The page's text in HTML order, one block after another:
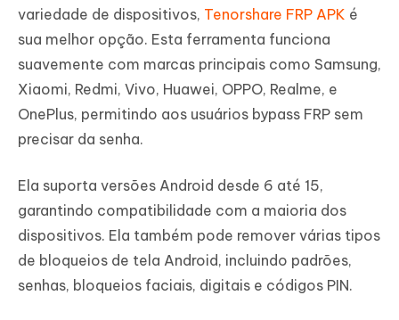
variedade de dispositivos, Tenorshare FRP APK é
sua melhor opção. Esta ferramenta funciona
suavemente com marcas principais como Samsung,
Xiaomi, Redmi, Vivo, Huawei, OPPO, Realme, e
OnePlus, permitindo aos usuários bypass FRP sem
precisar da senha.
Ela suporta versões Android desde 6 até 15,
garantindo compatibilidade com a maioria dos
dispositivos. Ela também pode remover várias tipos
de bloqueios de tela Android, incluindo padrões,
senhas, bloqueios faciais, digitais e códigos PIN.